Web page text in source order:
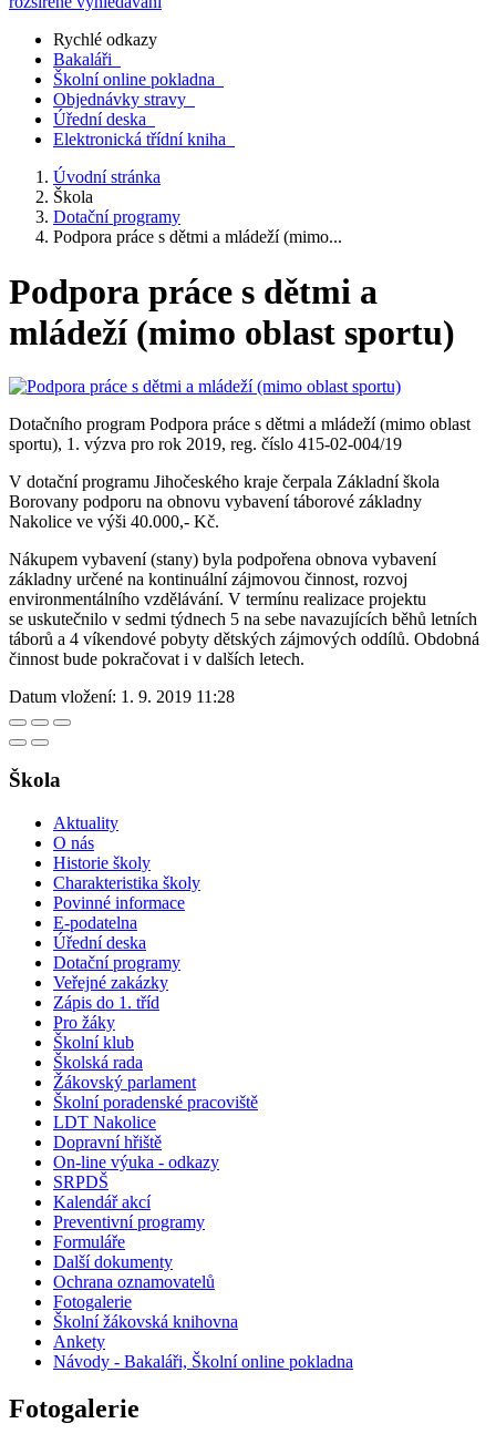
Rychlé odkazy
Bakaláři
Školní online pokladna
Objednávky stravy
Úřední deska
Elektronická třídní kniha
Úvodní stránka
Škola
Dotační programy
Podpora práce s dětmi a mládeží (mimo...
Podpora práce s dětmi a
mládeží (mimo oblast sportu)
Dotačního program Podpora práce s dětmi a mládeží (mimo oblast
sportu), 1. výzva pro rok 2019, reg. číslo 415-02-004/19
V dotační programu Jihočeského kraje čerpala Základní škola
Borovany podporu na obnovu vybavení táborové základny
Nakolice ve výši 40.000,- Kč.
Nákupem vybavení (stany) byla podpořena obnova vybavení
základny určené na kontinuální zájmovou činnost, rozvoj
environmentálního vzdělávání. V termínu realizace projektu
se uskutečnilo v sedmi týdnech 5 na sebe navazujících běhů letních
táborů a 4 víkendové pobyty dětských zájmových oddílů. Obdobná
činnost bude pokračovat i v dalších letech.
Datum vložení: 1. 9. 2019 11:28
Škola
Aktuality
O nás
Historie školy
Charakteristika školy
Povinné informace
E-podatelna
Úřední deska
Dotační programy
Veřejné zakázky
Zápis do 1. tříd
Pro žáky
Školní klub
Školská rada
Žákovský parlament
Školní poradenské pracoviště
LDT Nakolice
Dopravní hřiště
On-line výuka - odkazy
SRPDŠ
Kalendář akcí
Preventivní programy
Formuláře
Další dokumenty
Ochrana oznamovatelů
Fotogalerie
Školní žákovská knihovna
Ankety
Návody - Bakaláři, Školní online pokladna
Fotogalerie